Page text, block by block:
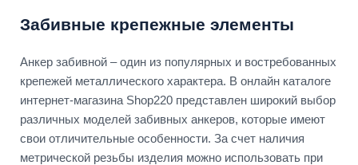
Забивные крепежные элементы
Анкер забивной – один из популярных и востребованных
крепежей металлического характера. В онлайн каталоге
интернет-магазина Shop220 представлен широкий выбор
различных моделей забивных анкеров, которые имеют
свои отличительные особенности. За счет наличия
метрической резьбы изделия можно использовать при